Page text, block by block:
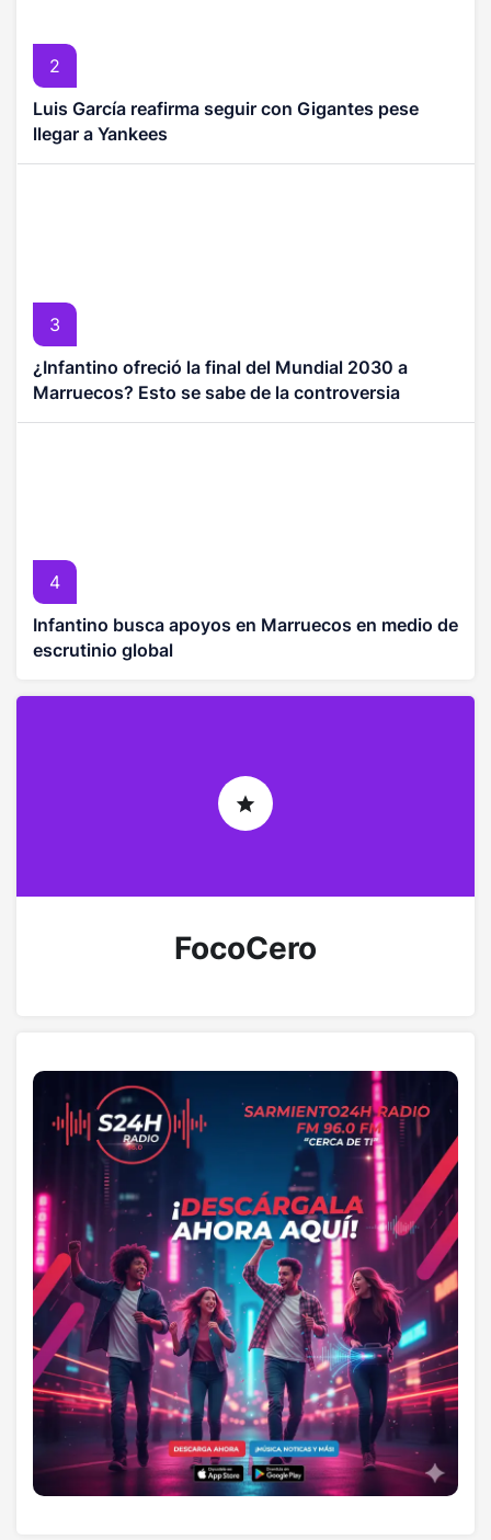
2
Luis García reafirma seguir con Gigantes pese
llegar a Yankees
3
¿Infantino ofreció la final del Mundial 2030 a
Marruecos? Esto se sabe de la controversia
4
Infantino busca apoyos en Marruecos en medio de
escrutinio global
FocoCero